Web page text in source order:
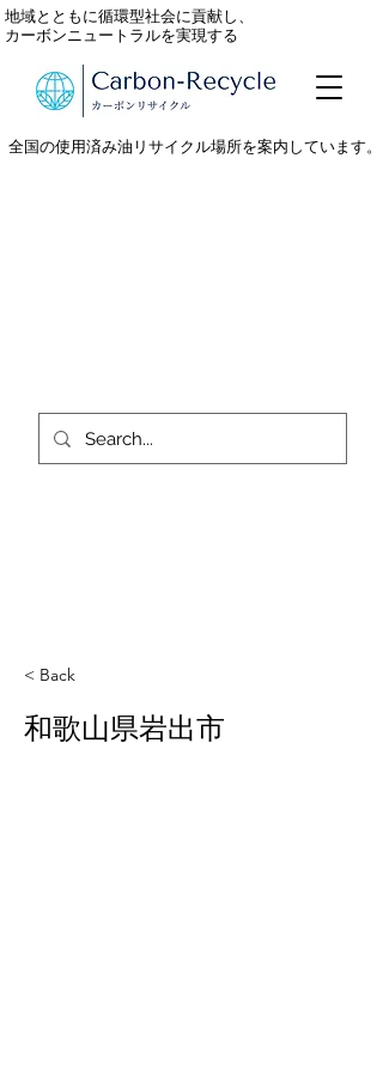
全国の使用済み油リサイクル場所を案内しています。
地域とともに循環型社会に貢献し、
カーボンニュートラルを実現する
< Back
和歌山県岩出市